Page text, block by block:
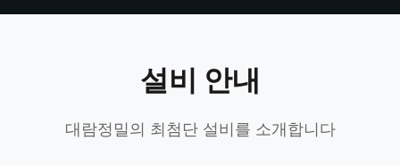
설비 안내
대람정밀의 최첨단 설비를 소개합니다